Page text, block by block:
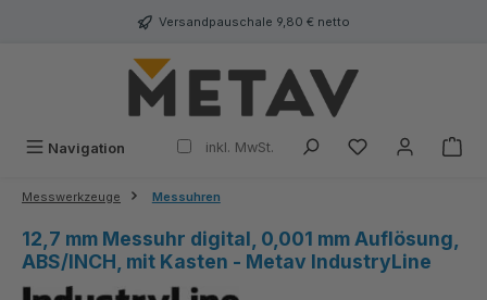
Versandpauschale 9,80 € netto
Navigation inkl. MwSt.
Messwerkzeuge Messuhren
12,7 mm Messuhr digital, 0,001 mm Auflösung,
ABS/INCH, mit Kasten - Metav IndustryLine